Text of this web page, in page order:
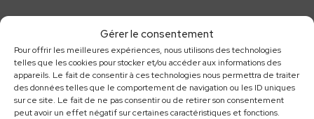
Gérer le consentement
Pour offrir les meilleures expériences, nous utilisons des technologies
telles que les cookies pour stocker et/ou accéder aux informations des
appareils. Le fait de consentir à ces technologies nous permettra de traiter
des données telles que le comportement de navigation ou les ID uniques
sur ce site. Le fait de ne pas consentir ou de retirer son consentement
peut avoir un effet négatif sur certaines caractéristiques et fonctions.